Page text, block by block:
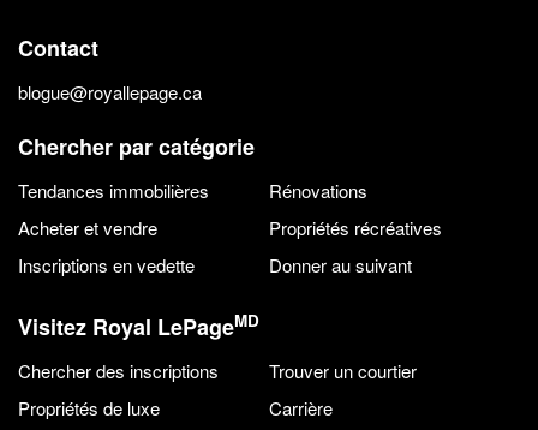
Contact
blogue@royallepage.ca
Chercher par catégorie
Tendances immobilières
Rénovations
Acheter et vendre
Propriétés récréatives
Inscriptions en vedette
Donner au suivant
Visitez Royal LePageMD
Chercher des inscriptions
Trouver un courtier
Propriétés de luxe
Carrière